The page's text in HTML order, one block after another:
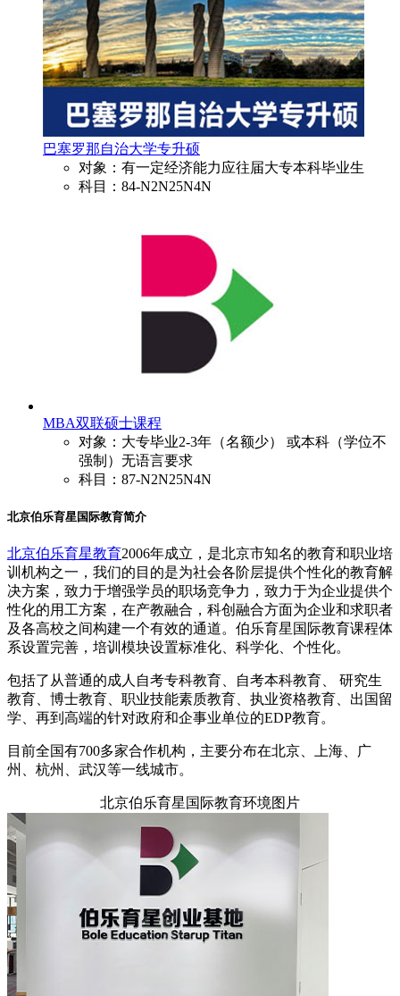
巴塞罗那自治大学专升硕
对象：有一定经济能力应往届大专本科毕业生
科目：84-N2N25N4N
MBA双联硕士课程
对象：大专毕业2-3年（名额少） 或本科（学位不
强制）无语言要求
科目：87-N2N25N4N
北京伯乐育星国际教育简介
北京伯乐育星教育2006年成立，是北京市知名的教育和职业培
训机构之一，我们的目的是为社会各阶层提供个性化的教育解
决方案，致力于增强学员的职场竞争力，致力于为企业提供个
性化的用工方案，在产教融合，科创融合方面为企业和求职者
及各高校之间构建一个有效的通道。伯乐育星国际教育课程体
系设置完善，培训模块设置标准化、科学化、个性化。
包括了从普通的成人自考专科教育、自考本科教育、 研究生
教育、博士教育、职业技能素质教育、执业资格教育、出国留
学、再到高端的针对政府和企事业单位的EDP教育。
目前全国有700多家合作机构，主要分布在北京、上海、广
州、杭州、武汉等一线城市。
北京伯乐育星国际教育环境图片